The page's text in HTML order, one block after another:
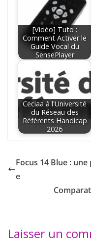
[Vidéo] Tuto :
Comment Activer le
Guide Vocal du
SensePlayer
Ceciaa à l'Université
du Réseau des
Référents Handicap
2026
Focus 14 Blue :
e
Laisser un